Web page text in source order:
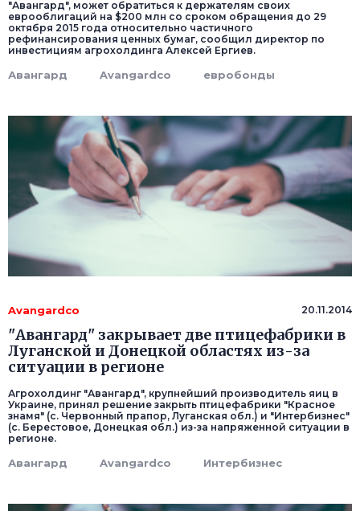
"Авангард", может обратиться к держателям своих
еврооблигаций на $200 млн со сроком обращения до 29
октября 2015 года относительно частичного
рефинансирования ценных бумаг, сообщил директор по
инвестициям агрохолдинга Алексей Ергиев.
Авангард Avangardco евробонды
Avangardco 20.11.2014
"Авангард" закрывает две птицефабрики в
Луганской и Донецкой областях из-за
ситуации в регионе
Агрохолдинг "Авангард", крупнейший производитель яиц в
Украине, принял решение закрыть птицефабрики "Красное
знамя" (с. Червонный прапор, Луганская обл.) и "Интербизнес"
(с. Берестовое, Донецкая обл.) из-за напряженной ситуации в
регионе.
Авангард Avangardco Интербизнес